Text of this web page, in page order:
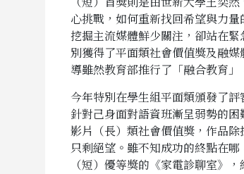
心挑戰，如何重新找回希望與力
挖掘主流媒體鮮少關注，卻站在
別獲得了平面類社會價值獎及融
導雖然教育部推行了「融合教育
今年特別在學生組平面類頒發了
針對己身面對語資班漸呈弱勢的
影片（長）類社會價值獎，作品
只剩絕望。雖不知成功的終點在
（短）優等獎的《家電診聊室》